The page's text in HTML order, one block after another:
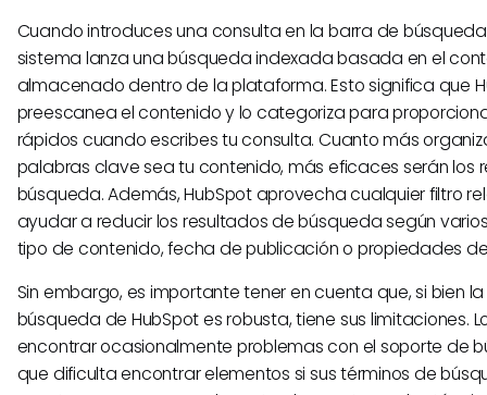
Cuando introduces una consulta en la barra de
sistema lanza una búsqueda indexada basada en el
almacenado dentro de la plataforma. Esto significa que
preescanea el contenido y lo categoriza para
rápidos cuando escribes tu consulta. Cuanto más
palabras clave sea tu contenido, más eficaces serán los
búsqueda. Además, HubSpot aprovecha cualquier filtro
ayudar a reducir los resultados de búsqueda según
tipo de contenido, fecha de publicación o propiedades
Sin embargo, es importante tener en cuenta que, si bien
búsqueda de HubSpot es robusta, tiene sus limitaciones.
encontrar ocasionalmente problemas con el soporte de
que dificulta encontrar elementos si sus términos de